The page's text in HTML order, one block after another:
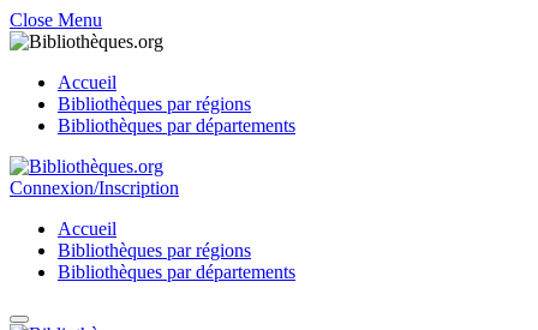
Close Menu
Accueil
Bibliothèques par régions
Bibliothèques par départements
Connexion/Inscription
Accueil
Bibliothèques par régions
Bibliothèques par départements